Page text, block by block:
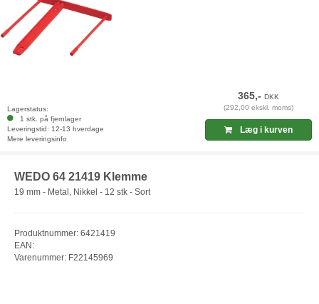
Lagerstatus:
1 stk. på fjernlager
Leveringstid: 12-13 hverdage
Mere leveringsinfo
365,-DKK
(292,00 ekskl. moms)
Læg i kurven
WEDO 64 21419 Klemme
19 mm - Metal, Nikkel - 12 stk - Sort
Produktnummer: 6421419
EAN:
Varenummer: F22145969